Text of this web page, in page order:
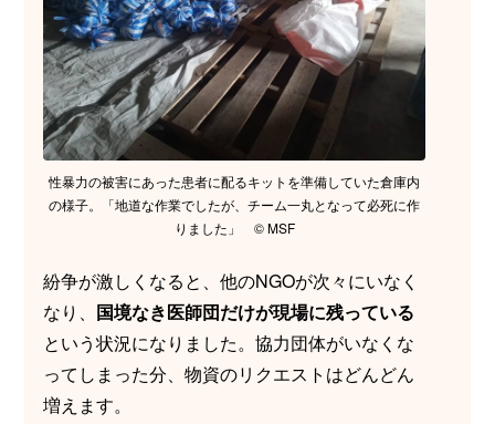
性暴力の被害にあった患者に配るキットを準備していた倉庫内
の様子。「地道な作業でしたが、チーム一丸となって必死に作
りました」 © MSF
紛争が激しくなると、他のNGOが次々にいなく
なり、 国境なき医師団だけが現場に残っている
という状況になりました。協力団体がいなくな
ってしまった分、物資のリクエストはどんどん
増えます。